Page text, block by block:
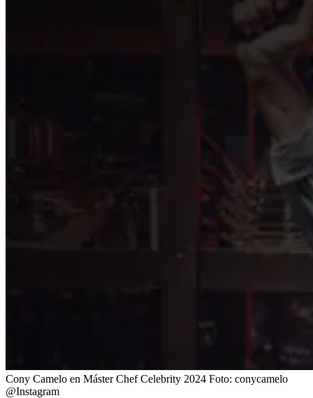
Cony Camelo en Máster Chef Celebrity 2024 Foto: conycamelo
@Instagram